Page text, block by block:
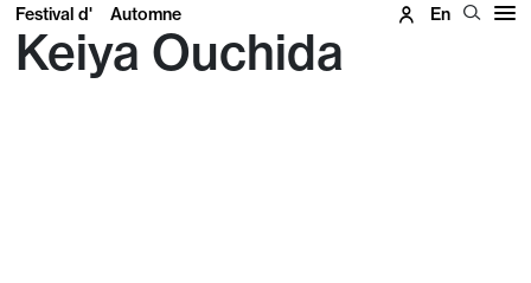
Festival d' Automne En
Keiya Ouchida